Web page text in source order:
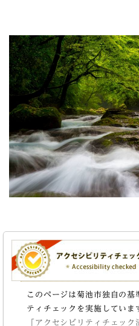
このページは菊池市独自の基
ティチェックを実施していま
「アクセシビリティチェッ